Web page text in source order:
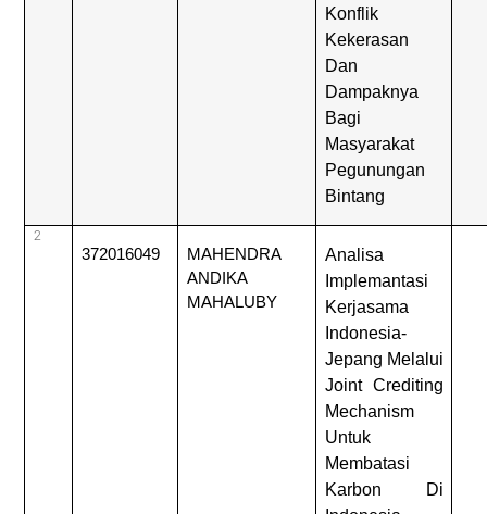
Konflik
Kekerasan
Dan
Dampaknya
Bagi
Masyarakat
Pegunungan
Bintang
2
372016049
MAHENDRA
ANDIKA
MAHALUBY
Analisa
Implemantasi
Kerjasama
Indonesia-
Jepang Melalui
Joint Crediting
Mechanism
Untuk
Membatasi
Karbon Di